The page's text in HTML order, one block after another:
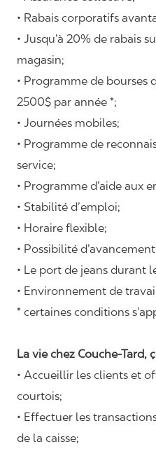
• Rabais corporatifs
• Jusqu’à 20% de rabais
magasin;
• Programme de bourses
2500$ par année *;
• Journées mobiles;
• Programme de
service;
• Programme d’aide aux
• Stabilité d’emploi;
• Horaire flexible;
• Possibilité
• Le port de jeans durant
• Environnement de
* certaines conditions
La vie chez Couche-Tard,
• Accueillir les clients et
courtois;
• Effectuer les
de la caisse;